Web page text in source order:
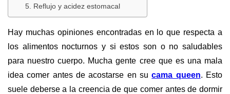
5. Reflujo y acidez estomacal
Hay muchas opiniones encontradas en lo que respecta a
los alimentos nocturnos y si estos son o no saludables
para nuestro cuerpo. Mucha gente cree que es una mala
idea comer antes de acostarse en sucama queen. Esto
suele deberse a la creencia de que comer antes de dormir